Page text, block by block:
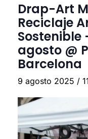
Drap-Art
Reciclaje
Sostenible
agosto @
Barcelona
9 agosto 2025 /